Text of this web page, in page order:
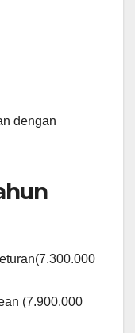
dengan
(7.900.000